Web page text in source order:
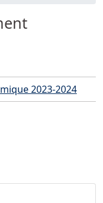
2023-2024